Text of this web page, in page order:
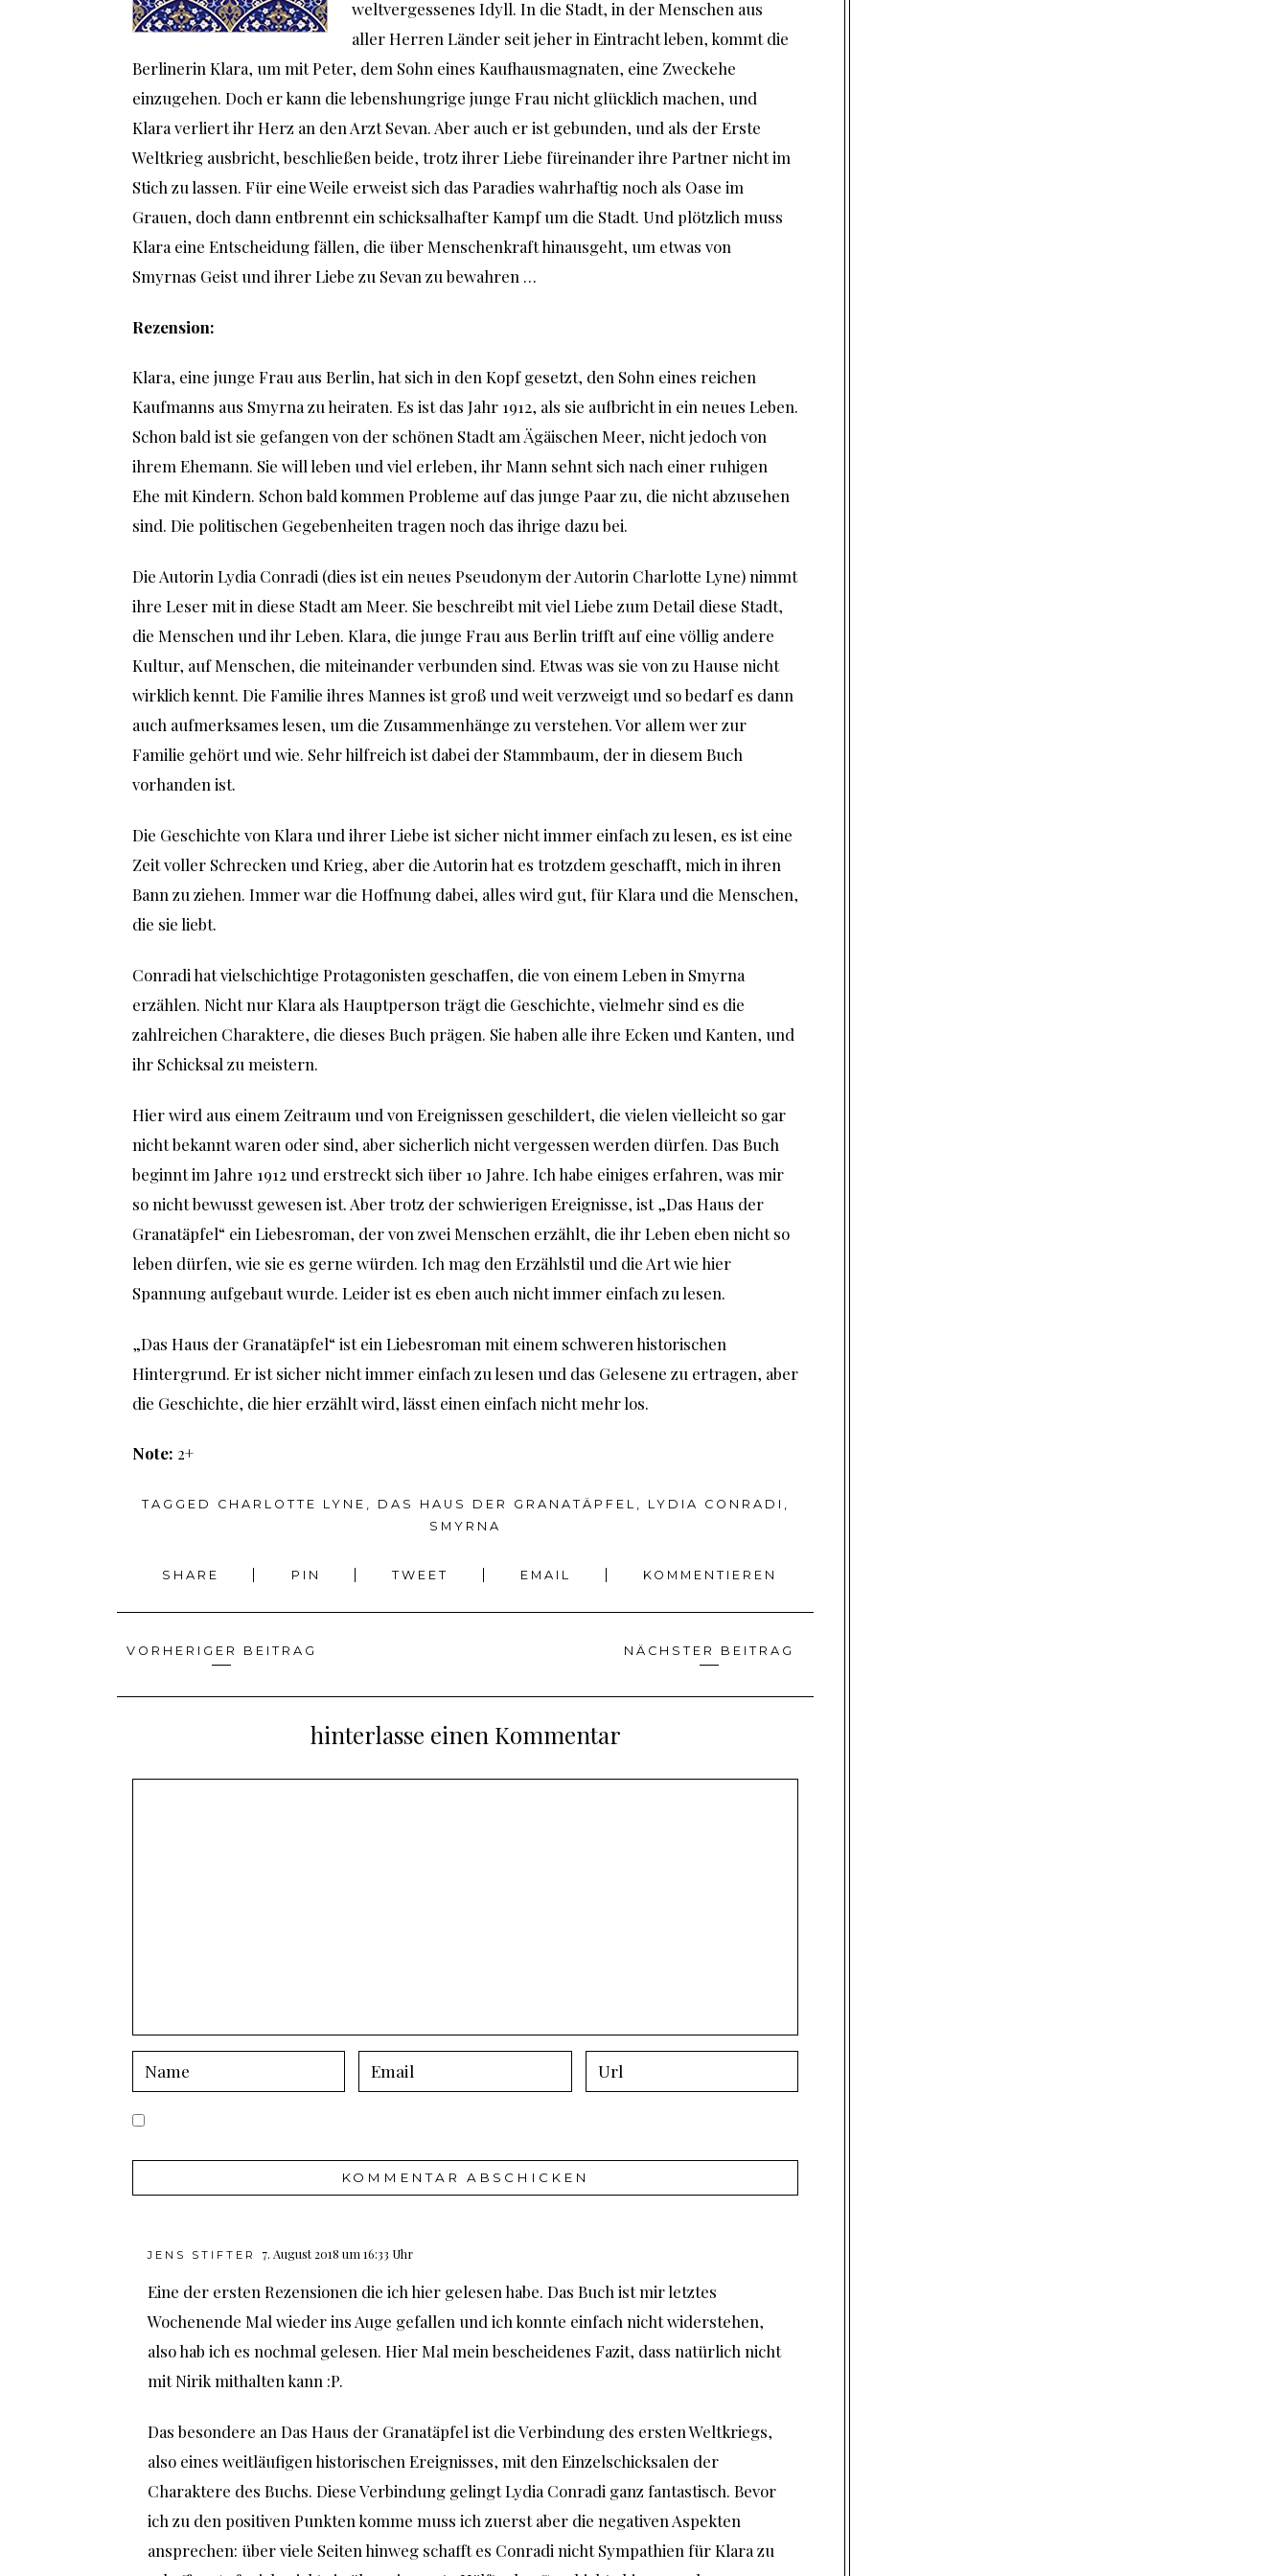
weltvergessenes Idyll. In die Stadt, in der Menschen aus
aller Herren Länder seit jeher in Eintracht leben, kommt die
Berlinerin Klara, um mit Peter, dem Sohn eines Kaufhausmagnaten, eine Zweckehe
einzugehen. Doch er kann die lebenshungrige junge Frau nicht glücklich machen, und
Klara verliert ihr Herz an den Arzt Sevan. Aber auch er ist gebunden, und als der Erste
Weltkrieg ausbricht, beschließen beide, trotz ihrer Liebe füreinander ihre Partner nicht im
Stich zu lassen. Für eine Weile erweist sich das Paradies wahrhaftig noch als Oase im
Grauen, doch dann entbrennt ein schicksalhafter Kampf um die Stadt. Und plötzlich muss
Klara eine Entscheidung fällen, die über Menschenkraft hinausgeht, um etwas von
Smyrnas Geist und ihrer Liebe zu Sevan zu bewahren …
Rezension:
Klara, eine junge Frau aus Berlin, hat sich in den Kopf gesetzt, den Sohn eines reichen
Kaufmanns aus Smyrna zu heiraten. Es ist das Jahr 1912, als sie aufbricht in ein neues Leben.
Schon bald ist sie gefangen von der schönen Stadt am Ägäischen Meer, nicht jedoch von
ihrem Ehemann. Sie will leben und viel erleben, ihr Mann sehnt sich nach einer ruhigen
Ehe mit Kindern. Schon bald kommen Probleme auf das junge Paar zu, die nicht abzusehen
sind. Die politischen Gegebenheiten tragen noch das ihrige dazu bei.
Die Autorin Lydia Conradi (dies ist ein neues Pseudonym der Autorin Charlotte Lyne) nimmt
ihre Leser mit in diese Stadt am Meer. Sie beschreibt mit viel Liebe zum Detail diese Stadt,
die Menschen und ihr Leben. Klara, die junge Frau aus Berlin trifft auf eine völlig andere
Kultur, auf Menschen, die miteinander verbunden sind. Etwas was sie von zu Hause nicht
wirklich kennt. Die Familie ihres Mannes ist groß und weit verzweigt und so bedarf es dann
auch aufmerksames lesen, um die Zusammenhänge zu verstehen. Vor allem wer zur
Familie gehört und wie. Sehr hilfreich ist dabei der Stammbaum, der in diesem Buch
vorhanden ist.
Die Geschichte von Klara und ihrer Liebe ist sicher nicht immer einfach zu lesen, es ist eine
Zeit voller Schrecken und Krieg, aber die Autorin hat es trotzdem geschafft, mich in ihren
Bann zu ziehen. Immer war die Hoffnung dabei, alles wird gut, für Klara und die Menschen,
die sie liebt.
Conradi hat vielschichtige Protagonisten geschaffen, die von einem Leben in Smyrna
erzählen. Nicht nur Klara als Hauptperson trägt die Geschichte, vielmehr sind es die
zahlreichen Charaktere, die dieses Buch prägen. Sie haben alle ihre Ecken und Kanten, und
ihr Schicksal zu meistern.
Hier wird aus einem Zeitraum und von Ereignissen geschildert, die vielen vielleicht so gar
nicht bekannt waren oder sind, aber sicherlich nicht vergessen werden dürfen. Das Buch
beginnt im Jahre 1912 und erstreckt sich über 10 Jahre. Ich habe einiges erfahren, was mir
so nicht bewusst gewesen ist. Aber trotz der schwierigen Ereignisse, ist „Das Haus der
Granatäpfel“ ein Liebesroman, der von zwei Menschen erzählt, die ihr Leben eben nicht so
leben dürfen, wie sie es gerne würden. Ich mag den Erzählstil und die Art wie hier
Spannung aufgebaut wurde. Leider ist es eben auch nicht immer einfach zu lesen.
„Das Haus der Granatäpfel“ ist ein Liebesroman mit einem schweren historischen
Hintergrund. Er ist sicher nicht immer einfach zu lesen und das Gelesene zu ertragen, aber
die Geschichte, die hier erzählt wird, lässt einen einfach nicht mehr los.
Note: 2+
TAGGED CHARLOTTE LYNE , DAS HAUS DER GRANATÄPFEL , LYDIA CONRADI ,
SMYRNA
SHARE PIN TWEET EMAIL KOMMENTIEREN
Beitragsnavigation
VORHERIGER BEITRAG NÄCHSTER BEITRAG
hinterlasse einen Kommentar
JENS STIFTER 7. August 2018 um 16:33 Uhr
Eine der ersten Rezensionen die ich hier gelesen habe. Das Buch ist mir letztes
Wochenende Mal wieder ins Auge gefallen und ich konnte einfach nicht widerstehen,
also hab ich es nochmal gelesen. Hier Mal mein bescheidenes Fazit, dass natürlich nicht
mit Nirik mithalten kann :P.
Das besondere an Das Haus der Granatäpfel ist die Verbindung des ersten Weltkriegs,
also eines weitläufigen historischen Ereignisses, mit den Einzelschicksalen der
Charaktere des Buchs. Diese Verbindung gelingt Lydia Conradi ganz fantastisch. Bevor
ich zu den positiven Punkten komme muss ich zuerst aber die negativen Aspekten
ansprechen: über viele Seiten hinweg schafft es Conradi nicht Sympathien für Klara zu